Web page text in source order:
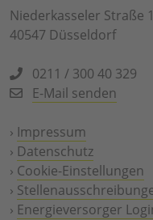
Niederkasseler Straße
40547 Düsseldorf
0211 / 300 40 329
E-Mail senden
› Impressum
› Datenschutz
› Cookie-Einstellungen
›
› Energieversorger